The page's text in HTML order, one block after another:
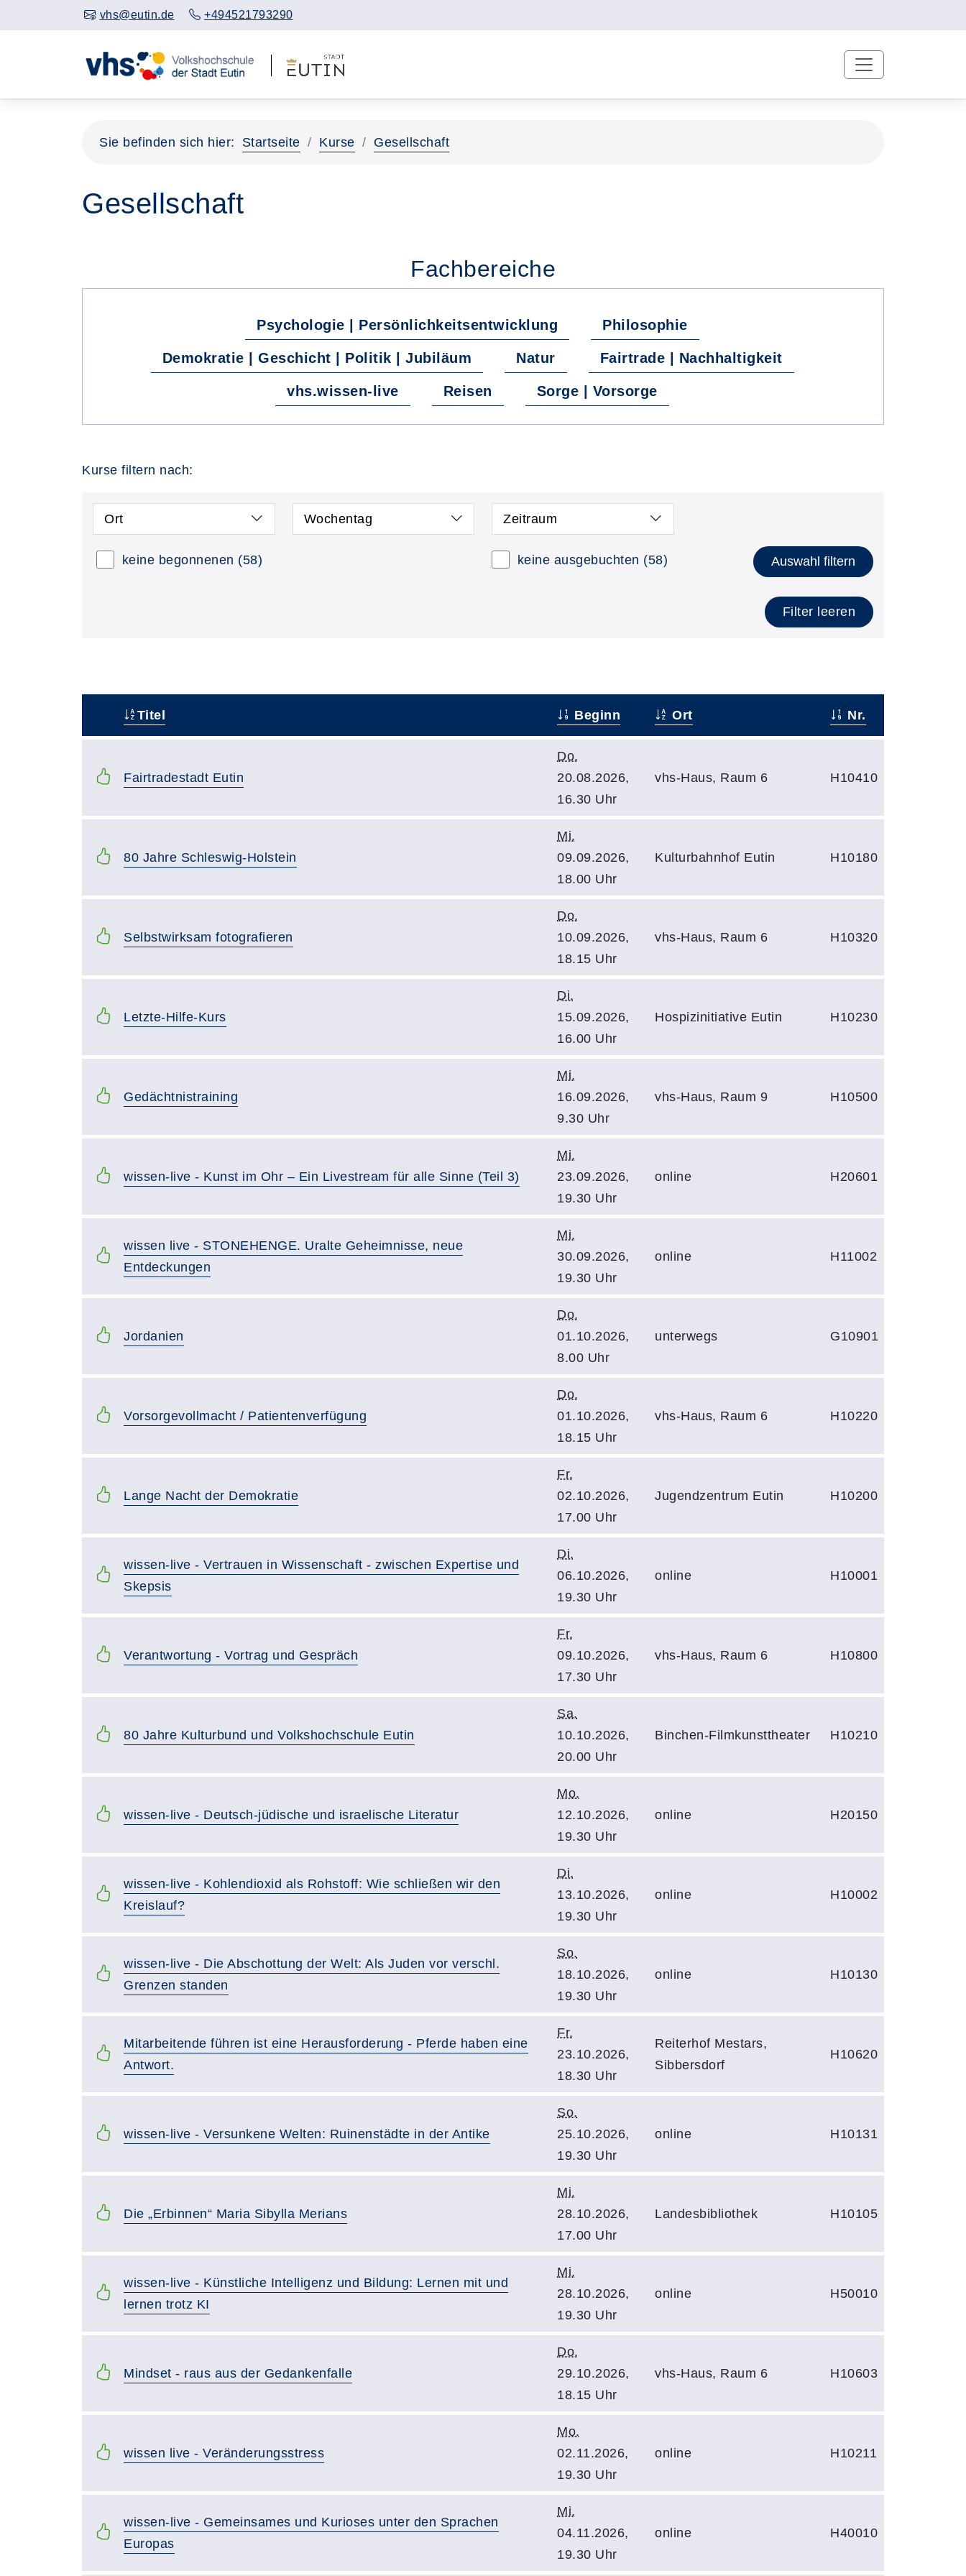
vhs@eutin.de +494521793290
Sie befinden sich hier: Startseite Kurse Gesellschaft
Gesellschaft
Fachbereiche
Psychologie | Persönlichkeitsentwicklung Philosophie
Demokratie | Geschicht | Politik | Jubiläum Natur Fairtrade | Nachhaltigkeit
vhs.wissen-live Reisen Sorge | Vorsorge
Kurse filtern nach:
Ort Wochentag Zeitraum
keine begonnenen (58) keine ausgebuchten (58) Auswahl filtern
Filter leeren
Titel Beginn Ort Nr.
Fairtradestadt Eutin
Do.
20.08.2026,
16.30 Uhr
vhs-Haus, Raum 6 H10410
80 Jahre Schleswig-Holstein
Mi.
09.09.2026,
18.00 Uhr
Kulturbahnhof Eutin H10180
Selbstwirksam fotografieren
Do.
10.09.2026,
18.15 Uhr
vhs-Haus, Raum 6 H10320
Letzte-Hilfe-Kurs
Di.
15.09.2026,
16.00 Uhr
Hospizinitiative Eutin H10230
Gedächtnistraining
Mi.
16.09.2026,
9.30 Uhr
vhs-Haus, Raum 9 H10500
wissen-live - Kunst im Ohr – Ein Livestream für alle Sinne (Teil 3)
Mi.
23.09.2026,
19.30 Uhr
online H20601
wissen live - STONEHENGE. Uralte Geheimnisse, neue
Entdeckungen
Mi.
30.09.2026,
19.30 Uhr
online H11002
Jordanien
Do.
01.10.2026,
8.00 Uhr
unterwegs G10901
Vorsorgevollmacht / Patientenverfügung
Do.
01.10.2026,
18.15 Uhr
vhs-Haus, Raum 6 H10220
Lange Nacht der Demokratie
Fr.
02.10.2026,
17.00 Uhr
Jugendzentrum Eutin H10200
wissen-live - Vertrauen in Wissenschaft - zwischen Expertise und
Skepsis
Di.
06.10.2026,
19.30 Uhr
online H10001
Verantwortung - Vortrag und Gespräch
Fr.
09.10.2026,
17.30 Uhr
vhs-Haus, Raum 6 H10800
80 Jahre Kulturbund und Volkshochschule Eutin
Sa.
10.10.2026,
20.00 Uhr
Binchen-Filmkunsttheater H10210
wissen-live - Deutsch-jüdische und israelische Literatur
Mo.
12.10.2026,
19.30 Uhr
online H20150
wissen-live - Kohlendioxid als Rohstoff: Wie schließen wir den
Kreislauf?
Di.
13.10.2026,
19.30 Uhr
online H10002
wissen-live - Die Abschottung der Welt: Als Juden vor verschl.
Grenzen standen
So.
18.10.2026,
19.30 Uhr
online H10130
Mitarbeitende führen ist eine Herausforderung - Pferde haben eine
Antwort.
Fr.
23.10.2026,
18.30 Uhr
Reiterhof Mestars,
Sibbersdorf
H10620
wissen-live - Versunkene Welten: Ruinenstädte in der Antike
So.
25.10.2026,
19.30 Uhr
online H10131
Die „Erbinnen“ Maria Sibylla Merians
Mi.
28.10.2026,
17.00 Uhr
Landesbibliothek H10105
wissen-live - Künstliche Intelligenz und Bildung: Lernen mit und
lernen trotz KI
Mi.
28.10.2026,
19.30 Uhr
online H50010
Mindset - raus aus der Gedankenfalle
Do.
29.10.2026,
18.15 Uhr
vhs-Haus, Raum 6 H10603
wissen live - Veränderungsstress
Mo.
02.11.2026,
19.30 Uhr
online H10211
wissen-live - Gemeinsames und Kurioses unter den Sprachen
Europas
Mi.
04.11.2026,
19.30 Uhr
online H40010